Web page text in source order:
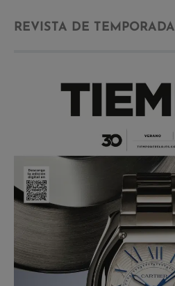
REVISTA DE TEMPORADA